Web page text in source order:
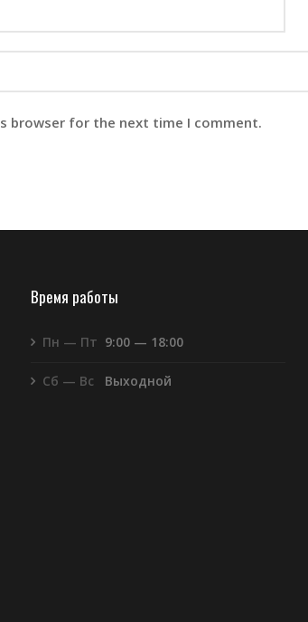
browser for the next time I comment.
Время работы
Пн — Пт 9:00 — 18:00
Сб — Вс Выходной